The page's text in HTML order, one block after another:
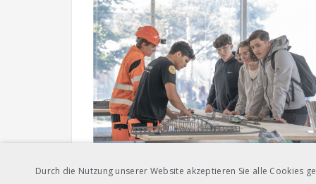
Durch die Nutzung unserer Website akzeptieren Sie alle Cookies